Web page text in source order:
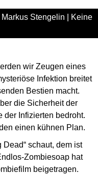
Markus Stengelin
Keine
wir Zeugen eines
Infektion breitet
Bestien macht.
die Sicherheit der
der Infizierten bedroht.
einen kühnen Plan.
schaut, dem ist
Zombiesoap hat
beigetragen.